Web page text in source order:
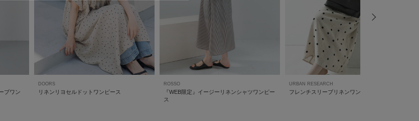
ブワン
DOORS
リネンリヨセルドットワンピース
ROSSO
『WEB限定』イージーリネンシャツワンピー
ス
URBAN RESEARCH
フレンチスリーブリネンワンピース